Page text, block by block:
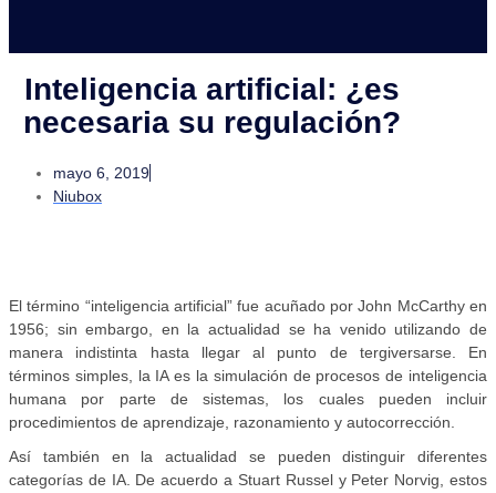
Inteligencia artificial: ¿es
necesaria su regulación?
mayo 6, 2019
Niubox
El término “inteligencia artificial” fue acuñado por John McCarthy en
1956; sin embargo, en la actualidad se ha venido utilizando de
manera indistinta hasta llegar al punto de tergiversarse. En
términos simples, la IA es la simulación de procesos de inteligencia
humana por parte de sistemas, los cuales pueden incluir
procedimientos de aprendizaje, razonamiento y autocorrección.
Así también en la actualidad se pueden distinguir diferentes
categorías de IA. De acuerdo a Stuart Russel y Peter Norvig, estos